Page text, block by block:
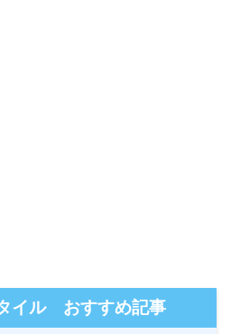
イル おすすめ記事